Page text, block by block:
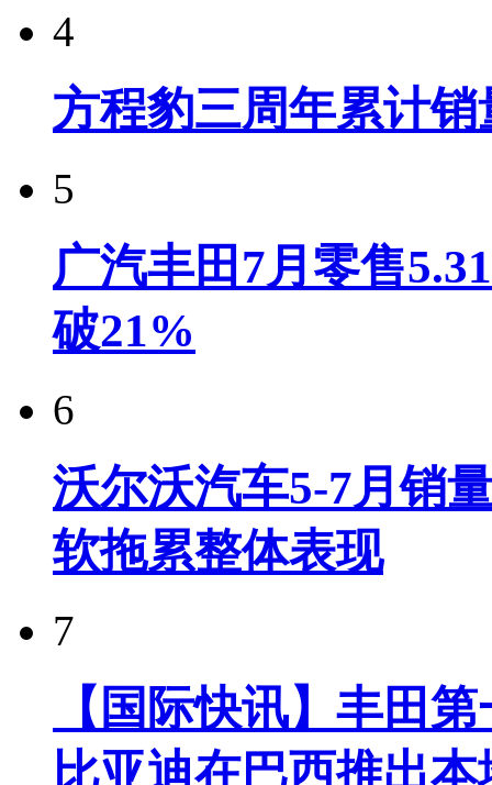
4
方程豹三周年累计
5
广汽丰田7月零售
破21%
6
沃尔沃汽车5-7月销
软拖累整体表现
7
【国际快讯】丰田
比亚迪在巴西推出